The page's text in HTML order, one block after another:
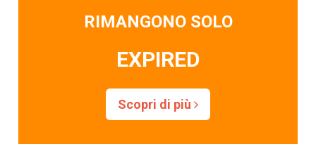
RIMANGONO SOLO
EXPIRED
Scopri di più